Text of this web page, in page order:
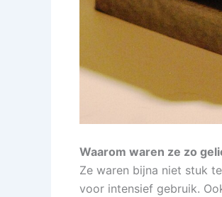
Waarom waren ze zo
Ze waren bijna niet stuk
voor intensief gebruik.